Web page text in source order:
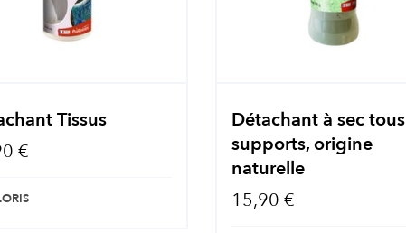
Tissus
€
Détachant à sec tous
supports, origine
naturelle
15,90 €